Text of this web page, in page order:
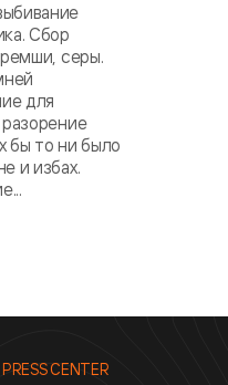
Сбор
серы.
для
бы то ни было
и избах.
PRESS CENTER